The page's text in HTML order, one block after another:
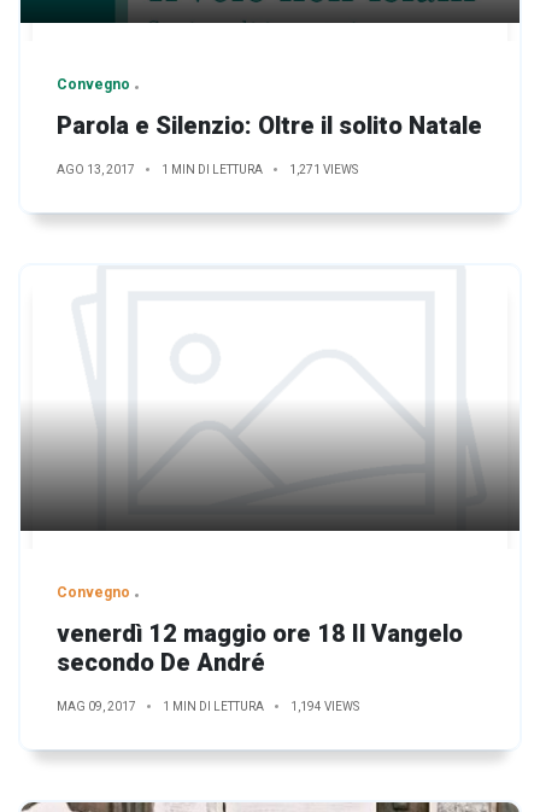
Convegno
Parola e Silenzio: Oltre il solito Natale
AGO 13, 2017 1 MIN DI LETTURA 1,271 VIEWS
Convegno
venerdì 12 maggio ore 18 Il Vangelo
secondo De André
MAG 09, 2017 1 MIN DI LETTURA 1,194 VIEWS